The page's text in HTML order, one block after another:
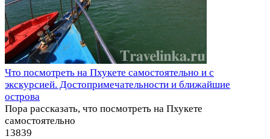
Что посмотреть на Пхукете самостоятельно и с
экскурсией. Достопримечательности и ближайшие
острова
Пора рассказать, что посмотреть на Пхукете
самостоятельно
13839